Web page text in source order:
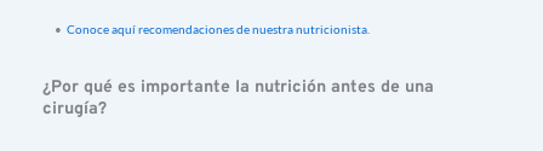
Conoce aquí recomendaciones de nuestra nutricionista.
¿Por qué es importante la nutrición antes de una
cirugía?